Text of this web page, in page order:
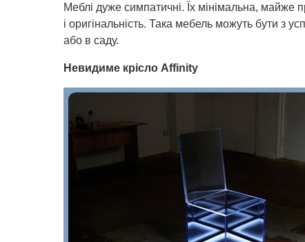
Меблі дуже симпатичні. Їх мінімальна, майже
і оригінальність. Така мебель можуть бути з
або в саду.
Невидиме крісло Affinity